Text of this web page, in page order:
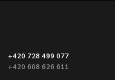
+420 728 499 077
+420 608 626 611